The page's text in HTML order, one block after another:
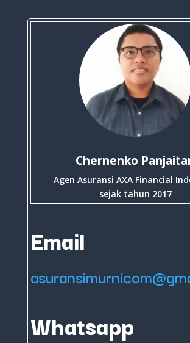
Chernenko
Agen Asuransi AXA Financial
sejak tahun 2017
Email
Whatsapp